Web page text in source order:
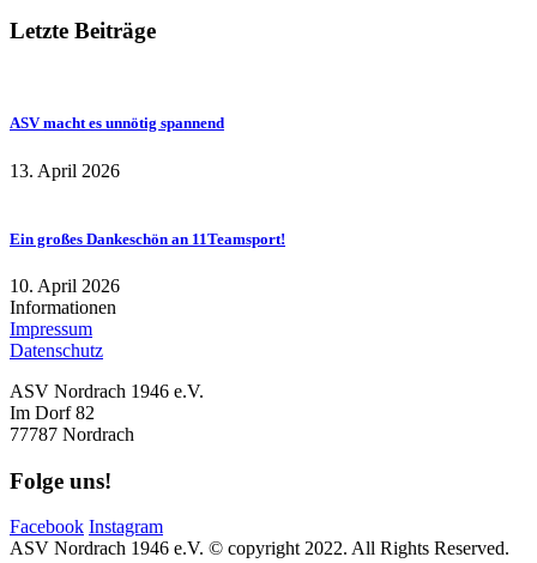
Letzte Beiträge
ASV macht es unnötig spannend
13. April 2026
Ein großes Dankeschön an 11Teamsport!
10. April 2026
Informationen
Impressum
Datenschutz
ASV Nordrach 1946 e.V.
Im Dorf 82
77787 Nordrach
Folge uns!
Facebook Instagram
ASV Nordrach 1946 e.V. © copyright 2022. All Rights Reserved.